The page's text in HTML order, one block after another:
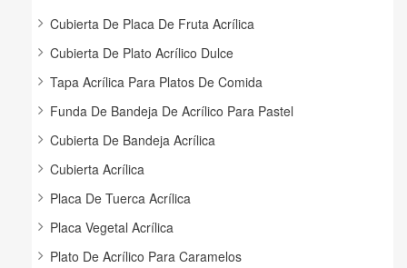
Cubierta De Placa De Fruta Acrílica
Cubierta De Plato Acrílico Dulce
Tapa Acrílica Para Platos De Comida
Funda De Bandeja De Acrílico Para Pastel
Cubierta De Bandeja Acrílica
Cubierta Acrílica
Placa De Tuerca Acrílica
Placa Vegetal Acrílica
Plato De Acrílico Para Caramelos